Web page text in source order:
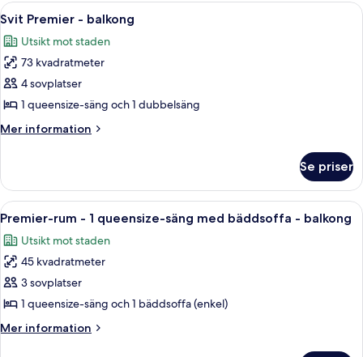
kök
Öppna
alla
foton
för
Svit
Premier
-
balkong
Ett modernt hotellrum med en stor
7
Svit Premier - balkong
Utsikt mot staden
73 kvadratmeter
4 sovplatser
1 queensize-säng och 1 dubbelsäng
Mer information
Mer
Premier
balkong
Se priser
Öppna
alla
foton
för
Premier-
rum
-
1
En modern lägenhet med ett stort
7
Premier-rum - 1 queensize-säng med bäddsoffa - balkong
Utsikt mot staden
45 kvadratmeter
3 sovplatser
1 queensize-säng och 1 bäddsoffa (enkel)
Mer information
Mer